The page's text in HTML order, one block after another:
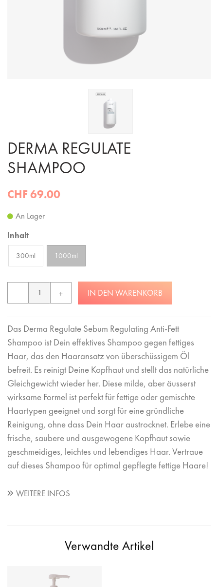
DERMA REGULATE
SHAMPOO
CHF 69.00
An Lager
Inhalt
300ml 1000ml
IN DEN WARENKORB
Das Derma Regulate Sebum Regulating Anti-Fett
Shampoo ist Dein effektives Shampoo gegen fettiges
Haar, das den Haaransatz von überschüssigem Öl
befreit. Es reinigt Deine Kopfhaut und stellt das natürliche
Gleichgewicht wieder her. Diese milde, aber äusserst
wirksame Formel ist perfekt für fettige oder gemischte
Haartypen geeignet und sorgt für eine gründliche
Reinigung, ohne dass Dein Haar austrocknet. Erlebe eine
frische, saubere und ausgewogene Kopfhaut sowie
geschmeidiges, leichtes und lebendiges Haar. Vertraue
auf dieses Shampoo für optimal gepflegte fettige Haare!
WEITERE INFOS
Verwandte Artikel